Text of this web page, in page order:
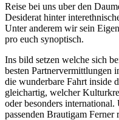
Reise bei uns uber den
Desiderat hinter
Unter anderem wir sein
pro euch synoptisch.
Ins bild setzen welche sich
besten Partnervermittlungen
die wunderbare Fahrt inside
gleichartig, welcher
oder besonders international.
passenden Brautigam